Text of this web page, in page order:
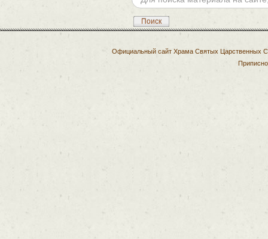
Поиск
Официальный сайт Храма Святых Царственных